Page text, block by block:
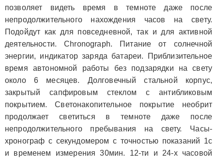
позволяет видеть время в темноте даже после
непродолжительного нахождения часов на свету.
Подойдут как для повседневной, так и для активной
деятельности. Chronograph. Питание от солнечной
энергии, индикатор заряда батареи. Приблизительное
время автономной работы без подзарядки на свету
около 6 месяцев. Долговечный стальной корпус,
закрытый сапфировым стеклом с антибликовым
покрытием. Светонакопительное покрытие необрит
продолжает светиться в темноте даже после
непродолжительного пребывания на свету. Часы-
хронограф с секундомером с точностью показаний 1с
и временем измерения 30мин. 12-ти и 24-х часовой